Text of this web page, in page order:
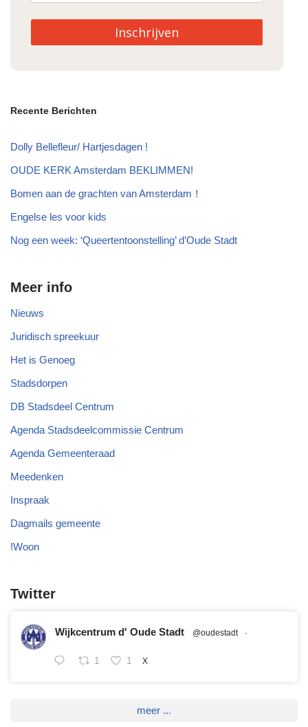
Inschrijven
Recente Berichten
Dolly Bellefleur/ Hartjesdagen !
OUDE KERK Amsterdam BEKLIMMEN!
Bomen aan de grachten van Amsterdam！
Engelse les voor kids
Nog een week: ‘Queertentoonstelling’ d’Oude Stadt
Meer info
Nieuws
Juridisch spreekuur
Het is Genoeg
Stadsdorpen
DB Stadsdeel Centrum
Agenda Stadsdeelcommissie Centrum
Agenda Gemeenteraad
Meedenken
Inspraak
Dagmails gemeente
!Woon
Twitter
Wijkcentrum d' Oude Stadt @oudestadt ·
1 1 X
meer ...